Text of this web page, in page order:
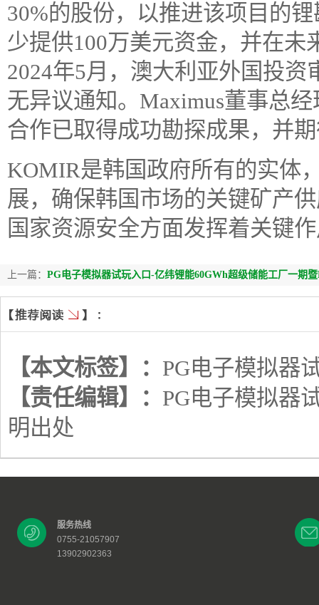
30%的股份，以推进该项目的
少提供100万美元资金，并在未
2024年5月，澳大利亚外国投
无异议通知。Maximus董事总
合作已取得成功勘探成果，并
KOMIR是韩国政府所有的实体
展，确保韩国市场的关键矿产
国家资源安全方面发挥着关键
上一篇： PG电子模拟器试玩入口-亿纬锂能60GWh超级储能工厂一期
【本文标签】： PG电子模拟器
【责任编辑】： PG电子模拟器
明出处
服务热线
0755-21057907
13902902363